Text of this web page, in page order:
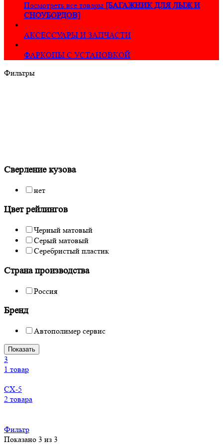
Посмотреть все товары [БАГАЖНИК ДЛЯ ЛЫЖ И
СНОУБОРДОВ]
АКСЕССУАРЫ И ЗАПЧАСТИ
ФАРКОПЫ С УСТАНОВКОЙ
Фильтры
Сверление кузова
нет
Цвет рейлингов
Черный матовый
Серый матовый
Серебристый пластик
Страна производства
Россия
Бренд
Автополимер сервис
Показать
3
1 товар
CX-5
2 товара
Фильтр
Показано 3 из 3